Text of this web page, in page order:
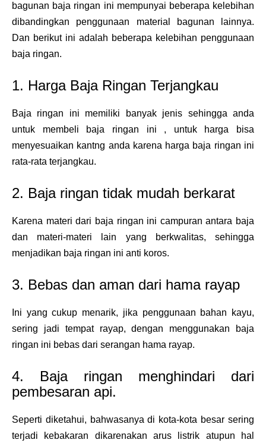
bagunan baja ringan ini mempunyai beberapa kelebihan
dibandingkan penggunaan material bagunan lainnya.
Dan berikut ini adalah beberapa kelebihan penggunaan
baja ringan.
1. Harga Baja Ringan Terjangkau
Baja ringan ini memiliki banyak jenis sehingga anda
untuk membeli baja ringan ini , untuk harga bisa
menyesuaikan kantng anda karena harga baja ringan ini
rata-rata terjangkau.
2. Baja ringan tidak mudah berkarat
Karena materi dari baja ringan ini campuran antara baja
dan materi-materi lain yang berkwalitas, sehingga
menjadikan baja ringan ini anti koros.
3. Bebas dan aman dari hama rayap
Ini yang cukup menarik, jika penggunaan bahan kayu,
sering jadi tempat rayap, dengan menggunakan baja
ringan ini bebas dari serangan hama rayap.
4. Baja ringan menghindari dari
pembesaran api.
Seperti diketahui, bahwasanya di kota-kota besar sering
terjadi kebakaran dikarenakan arus listrik atupun hal